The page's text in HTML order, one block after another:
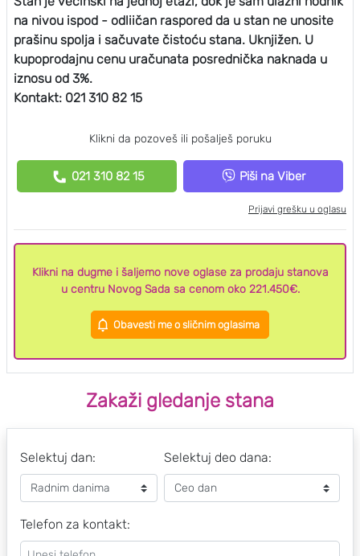
na nivou ispod - odliičan raspored da u stan ne unosite
prašinu spolja i sačuvate čistoću stana. Uknjižen. U
kupoprodajnu cenu uračunata posrednička naknada u
iznosu od 3%.
Kontakt: 021 310 82 15
Klikni da pozoveš ili pošalješ poruku
021 310 82 15 Piši na Viber
Prijavi grešku u oglasu
Klikni na dugme i šaljemo nove oglase za prodaju stanova
u centru Novog Sada sa cenom oko 221.450€.
Obavesti me o sličnim oglasima
Zakaži gledanje stana
Selektuj dan: Selektuj deo dana:
Telefon za kontakt: